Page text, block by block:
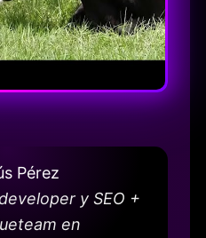
Pérez
y SEO +
en